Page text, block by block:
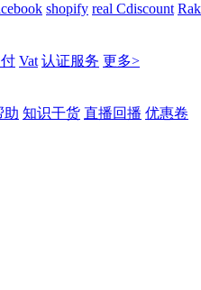
shopify real Cdiscount
Vat 认证服务 更多>
助 知识干货 直播回播 优惠卷